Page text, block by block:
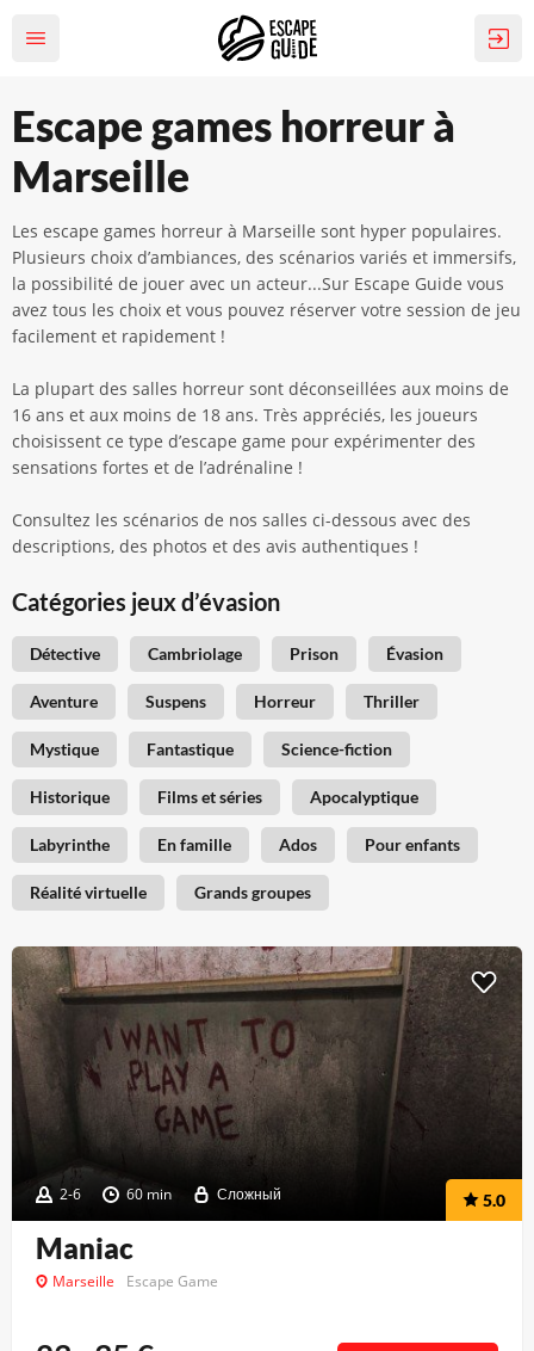
Escape games horreur à
Marseille
Les escape games horreur à Marseille sont hyper populaires.
Plusieurs choix d’ambiances, des scénarios variés et immersifs,
la possibilité de jouer avec un acteur...Sur Escape Guide vous
avez tous les choix et vous pouvez réserver votre session de jeu
facilement et rapidement !
La plupart des salles horreur sont déconseillées aux moins de
16 ans et aux moins de 18 ans. Très appréciés, les joueurs
choisissent ce type d’escape game pour expérimenter des
sensations fortes et de l’adrénaline !
Consultez les scénarios de nos salles ci-dessous avec des
descriptions, des photos et des avis authentiques !
Catégories jeux d’évasion
Détective Cambriolage Prison Évasion
Aventure Suspens Horreur Thriller
Mystique Fantastique Science-fiction
Historique Films et séries Apocalyptique
Labyrinthe En famille Ados Pour enfants
Réalité virtuelle Grands groupes
2-6 60 min Сложный 5.0
Maniac
Marseille Escape Game